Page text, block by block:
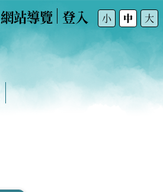
網站導覽 登入 小 中 大